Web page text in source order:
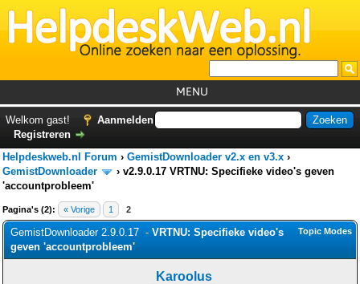
MENU
Foutcodes
GemistDownloader*
Welkom gast!
Aanmelden
Registreren
Helpdeskweb.nl Forum › GemistDownloader v2.x en v3.x ›
GemistDownloader
› v2.9.0.17 VRTNU: Specifieke video's geven
'accountprobleem'
Pagina's (2): « Vorige 1 2
Topic Modes
GemistDownloader 2.9.0.17 - VRTNU: Specifieke video's
geven 'accountprobleem'
Karoolus